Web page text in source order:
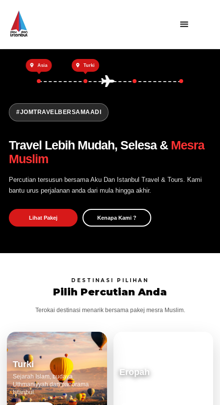
Utama
Private Trip
Open Trip
Tentang Kami
Hubungi Kami
Asia Turki
#JOMTRAVELBERSAMAADI
Travel Lebih Mudah, Selesa & Mesra
Muslim
Percutian tersusun bersama Aku Dan Istanbul Travel & Tours. Kami
bantu urus perjalanan anda dari mula hingga akhir.
Lihat Pakej Kenapa Kami ?
DESTINASI PILIHAN
Pilih Percutian Anda
Terokai destinasi menarik bersama pakej mesra Muslim.
Turki
Sejarah Islam, budaya
Uthmaniyyah dan panorama
Istanbul.
Eropah